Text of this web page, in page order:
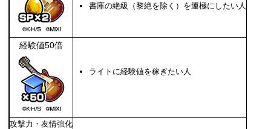
書庫の絶級（黎絶を除く）を運極にしたい人
経験値50倍
ライトに経験値を稼ぎたい人
攻撃力・友情強化